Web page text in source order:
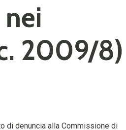
2009/8)
di denuncia alla Commissione di